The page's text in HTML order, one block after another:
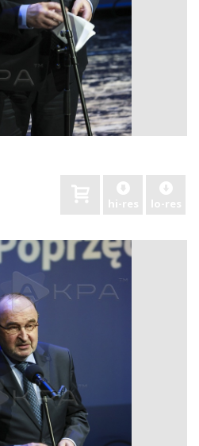
hi-res lo-res